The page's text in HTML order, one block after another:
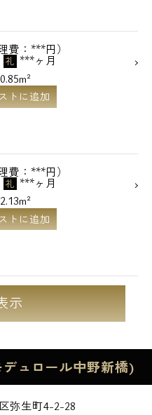
費：***円）
礼 ***ヶ月
トに追加
費：***円）
礼 ***ヶ月
トに追加
示
ュロール中野新橋)
弥生町4-2-28